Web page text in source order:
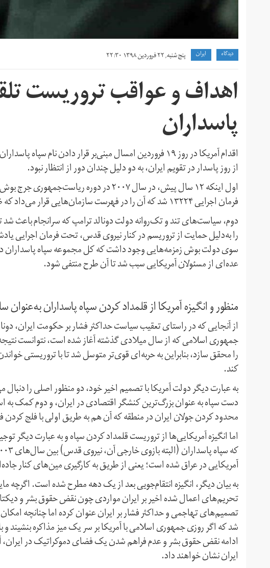
دیدگاه ايران پنج شنبه, ۲۲ فروردین ۱۳۹۸ ۲۲:۳۰
اهداف و عواقب تروریست
پاسداران
اقدام آمریکا در روز ۱۹ فروردین امسال مبنی‌بر قرار دادن
از روز پاسدار در تقویم ایران، به دو دلیل چندان دور از انتظار نبود.
اول اینکه ۱۲ سال پیش، در سال ۲۰۰۷ در
فرمان اجرایی ۱۳۲۲۴ شد که آن را در فهرست سازمان‌هایی قرار می‌داد که ظن ارتباط آن‌ها با گروه‌های تروریستی می‌رود.
سوی دولت بوش زمزمه‌هایی وجود داشت که کل مجموعه سپاه پاسداران
عده‌ای از مسئولان آمریکایی سبب شد تا آن طرح منتفی شود.
منظور و انگیزه آمریکا از قلمداد کردن سپاه پاسداران به‌عنوان
از آنجایی که در راستای تعقیب سیاست حداکثر فشار بر حکومت ایران،
جمهوری اسلامی که از سال میلادی گذشته آغاز شده است، نتوانست
را محقق سازد، بنابراین به حربه‌ای قوی‌تر متوسل شد تا با تروریستی
کند.
به عبارت دیگر دولت آمریکا با تصمیم اخیر خود، دو منظور اصلی را
دست سپاه به عنوان بزرگ‌ترین کنشگر اقتصادی در ایران، و دوم کمک به
محدود کردن جولان ایران در منطقه که آن هم به طریق اولی با فلج
اما انگیزه آمریکایی‌ها از تروریست قلمداد کردن سپاه و به عبارت دیگر
آمریکایی در عراق شده است؛ یعنی از طریق به کارگیری مین‌های کنار
به بیان دیگر، انگیزه انتقام‌جویی بعد از یک دهه مطرح شده است. اگرچه
تحریم‌های اعمال شده اخیر بر ایران مواردی چون نقض حقوق بشر و
تصمیم‌های تهاجمی و حداکثر فشار بر ایران عنوان کرده اما چنانچه
شد که اگر روزی جمهوری اسلامی با آمریکا بر سر یک میز مذاکره بنشیند و
ادامه نقض حقوق بشر و عدم فراهم شدن یک فضای دموکراتیک در ایران،
ایران نشان خواهند داد.